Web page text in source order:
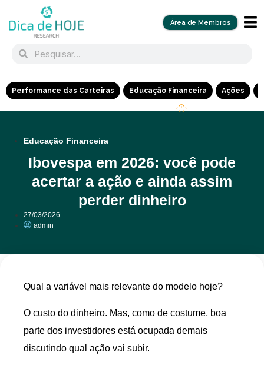
Área de Membros
Performance das Carteiras Educação Financeira Ações
Educação Financeira
Ibovespa em 2026: você pode
acertar a ação e ainda assim
perder dinheiro
27/03/2026
admin
Qual a variável mais relevante do modelo hoje?
O custo do dinheiro. Mas, como de costume, boa
parte dos investidores está ocupada demais
discutindo qual ação vai subir.